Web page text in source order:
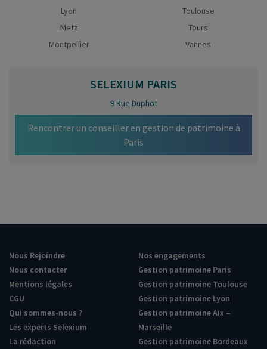
Lyon
Metz
Montpellier
Toulouse
Tours
Vannes
SELEXIUM PARIS
9 Rue Duphot
Rencontrer un conseiller en gestion de patrimoine à
Paris
Nous Rejoindre
Nous contacter
Mentions légales
CGU
Qui sommes-nous ?
Les experts Selexium
La rédaction
Nos engagements
Gestion patrimoine Paris
Gestion patrimoine Toulouse
Gestion patrimoine Lyon
Gestion patrimoine Aix –
Marseille
Gestion patrimoine Bordeaux